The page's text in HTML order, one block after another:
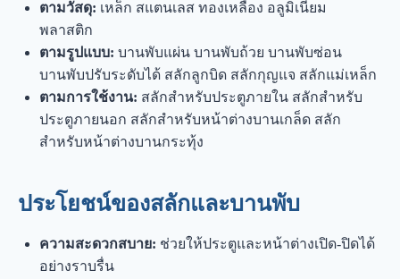
ตามวัสดุ: เหล็ก สแตนเลส ทองเหลือง อลูมิเนียม
พลาสติก
ตามรูปแบบ: บานพับแผ่น บานพับถ้วย บานพับซ่อน
บานพับปรับระดับได้ สลักลูกบิด สลักกุญแจ สลักแม่เหล็ก
ตามการใช้งาน: สลักสำหรับประตูภายใน สลักสำหรับ
ประตูภายนอก สลักสำหรับหน้าต่างบานเกล็ด สลัก
สำหรับหน้าต่างบานกระทุ้ง
ประโยชน์ของสลักและบานพับ
ความสะดวกสบาย: ช่วยให้ประตูและหน้าต่างเปิด-ปิดได้
อย่างราบรื่น